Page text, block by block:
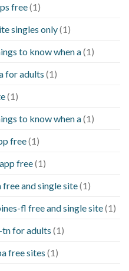
free(1)
singles only(1)
to know when a(1)
for adults (1)
(1)
to know when a(1)
free(1)
free(1)
and single site(1)
fl free and single site(1)
for adults (1)
free sites (1)